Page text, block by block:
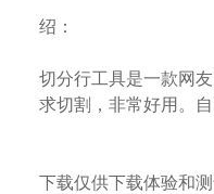
绍：
切分行工具是一款网
求切割，非常好用。
下载仅供下载体验和